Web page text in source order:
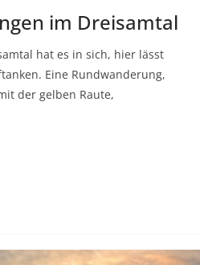
im Dreisamtal
hat es in sich, hier lässt
Eine Rundwanderung,
der gelben Raute,